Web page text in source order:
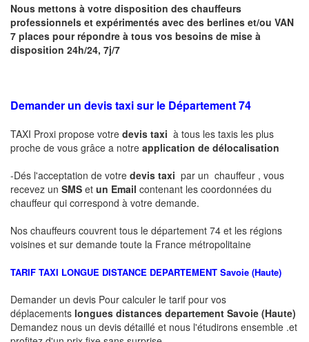
Nous mettons à votre disposition des chauffeurs
professionnels et expérimentés avec des berlines et/ou VAN
7 places pour répondre à tous vos besoins de mise à
disposition 24h/24, 7j/7
Demander un devis taxi sur le Département 74
TAXI Proxi propose votre devis taxi à tous les taxis les plus
proche de vous grâce a notre application de délocalisation
-Dés l'acceptation de votre devis taxi par un chauffeur , vous
recevez un SMS et un Email contenant les coordonnées du
chauffeur qui correspond à votre demande.
Nos chauffeurs couvrent tous le département 74 et les régions
voisines et sur demande toute la France métropolitaine
TARIF TAXI LONGUE DISTANCE DEPARTEMENT Savoie (Haute)
Demander un devis Pour calculer le tarif pour vos
déplacements longues distances departement Savoie (Haute)
Demandez nous un devis détaillé et nous l'étudirons ensemble .et